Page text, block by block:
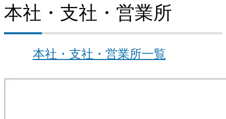
組織
拠点・グループ会社一覧
本社・支社・営業所
本社・支社・営業所一覧